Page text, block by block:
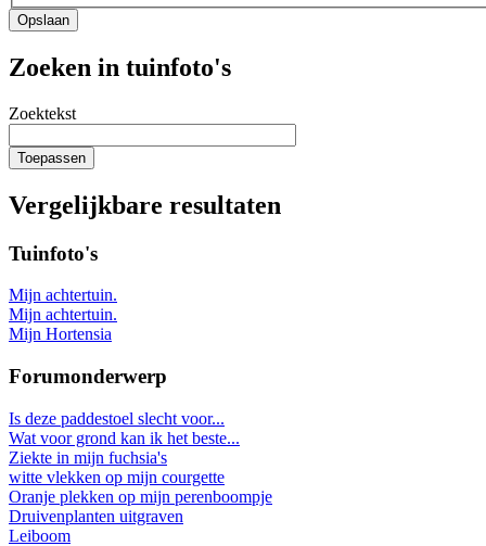
Heeft
u
een
tuin?
Opslaan
Zoeken in tuinfoto's
Zoektekst
Toepassen
Vergelijkbare resultaten
Tuinfoto's
Mijn achtertuin.
Mijn achtertuin.
Mijn Hortensia
Forumonderwerp
Is deze paddestoel slecht voor...
Wat voor grond kan ik het beste...
Ziekte in mijn fuchsia's
witte vlekken op mijn courgette
Oranje plekken op mijn perenboompje
Druivenplanten uitgraven
Leiboom